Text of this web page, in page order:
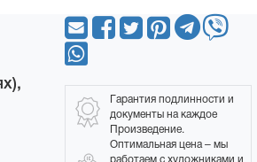
Гарантия подлинности и
документы на каждое
Произведение.
Оптимальная цена – мы
работаем с художниками и